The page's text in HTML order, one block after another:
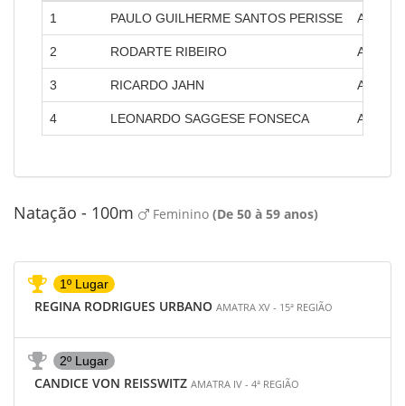
1 PAULO GUILHERME SANTOS PERISSE
2 RODARTE RIBEIRO
3 RICARDO JAHN
4 LEONARDO SAGGESE FONSECA
Natação - 100m Feminino (De 50 à 59 anos)
1º Lugar
REGINA RODRIGUES URBANO AMATRA XV - 15ª REGIÃO
2º Lugar
CANDICE VON REISSWITZ AMATRA IV - 4ª REGIÃO